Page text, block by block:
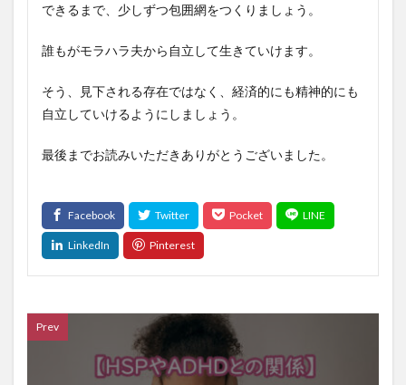
できるまで、少しずつ包囲網をつくりましょう。
誰もがモラハラ夫から自立して生きていけます。
そう、見下される存在ではなく、経済的にも精神的にも
自立していけるようにしましょう。
最後までお読みいただきありがとうございました。
Prev